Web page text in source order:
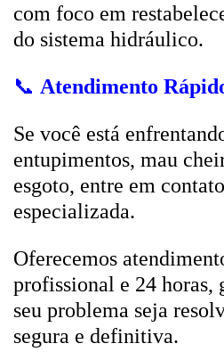
com foco em
do sistema hidráulico.
📞 Atendimento
Se você está
entupimentos, mau
esgoto, entre em
especializada.
Oferecemos
profissional e 24 horas,
seu problema seja
segura e definitiva.